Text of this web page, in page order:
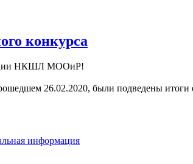
конкурса
НКШЛ МООиР!
26.02.2020, были подведены итоги
информация